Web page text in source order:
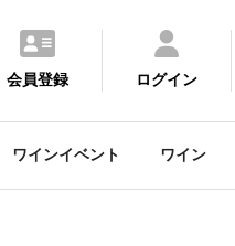
会員登録 ログイン
ワインイベント ワイン